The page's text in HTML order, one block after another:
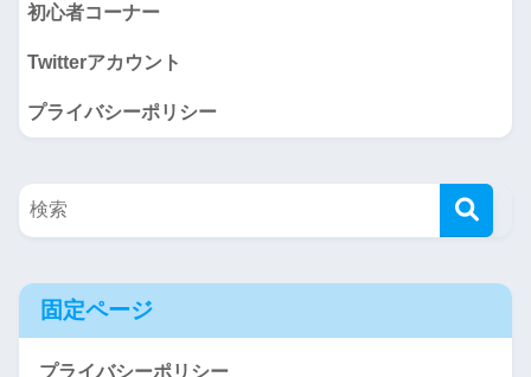
初心者コーナー
Twitterアカウント
プライバシーポリシー
固定ページ
プライバシーポリシー